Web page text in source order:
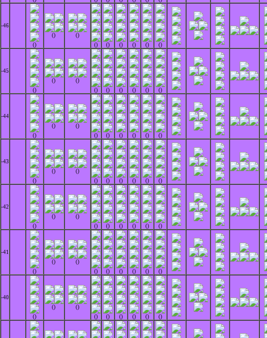
-46
()
()
()
()
() () () () ()
-45
()
()
()
()
() () () () ()
-44
()
()
()
()
() () () () ()
-43
()
()
()
()
() () () () ()
-42
()
()
()
()
() () () () ()
-41
()
()
()
()
() () () () ()
-40
()
()
()
()
() () () () ()